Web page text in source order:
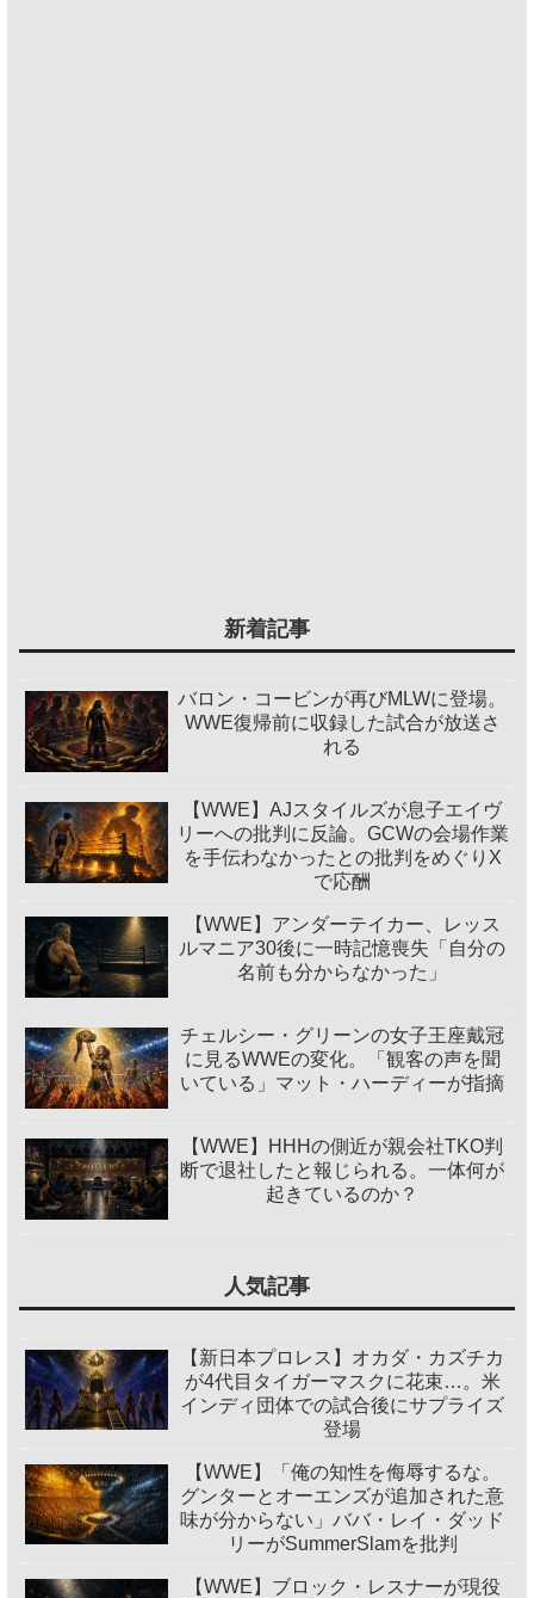
新着記事
バロン・コービンが再びMLWに登場。
WWE復帰前に収録した試合が放送さ
れる
【WWE】AJスタイルズが息子エイヴ
リーへの批判に反論。GCWの会場作業
を手伝わなかったとの批判をめぐりX
で応酬
【WWE】アンダーテイカー、レッス
ルマニア30後に一時記憶喪失「自分の
名前も分からなかった」
チェルシー・グリーンの女子王座戴冠
に見るWWEの変化。「観客の声を聞
いている」マット・ハーディーが指摘
【WWE】HHHの側近が親会社TKO判
断で退社したと報じられる。一体何が
起きているのか？
人気記事
【新日本プロレス】オカダ・カズチカ
が4代目タイガーマスクに花束…。米
インディ団体での試合後にサプライズ
登場
【WWE】「俺の知性を侮辱するな。
グンターとオーエンズが追加された意
味が分からない」ババ・レイ・ダッド
リーがSummerSlamを批判
【WWE】ブロック・レスナーが現役